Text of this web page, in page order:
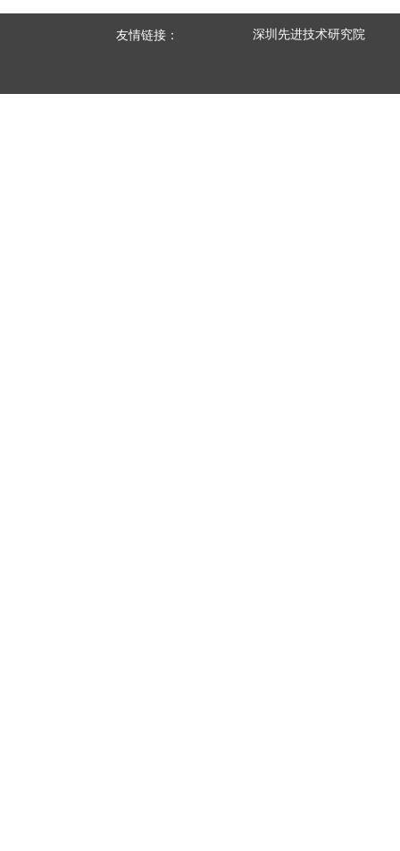
深圳先进技术研究院
友情链接：